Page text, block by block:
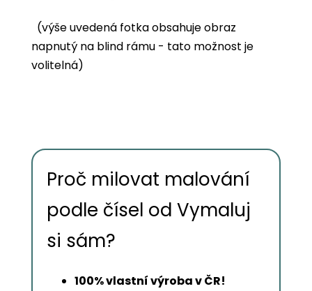
(výše uvedená fotka obsahuje obraz
napnutý na blind rámu - tato možnost je
volitelná)
Proč milovat malování
podle čísel od Vymaluj
si sám?
100% vlastní výroba v ČR!